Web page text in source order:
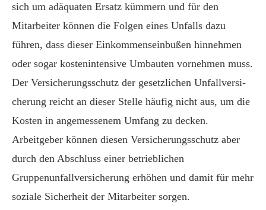
sich um adäquaten Ersatz kümmern und für den
Mitarbeiter können die Folgen eines Unfalls dazu
führen, dass dieser Einkommenseinbußen hinnehmen
oder sogar kostenintensive Umbauten vornehmen muss.
Der Versicherungsschutz der gesetzlichen Unfall­ver­si­
che­rung reicht an dieser Stelle häufig nicht aus, um die
Kosten in angemessenem Umfang zu decken.
Arbeitgeber können diesen Versicherungsschutz aber
durch den Abschluss einer betrieblichen
Gruppenunfallversicherung erhöhen und damit für mehr
soziale Sicherheit der Mitarbeiter sorgen.